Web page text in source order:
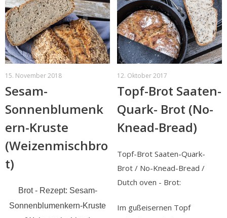
15. November 2018
Sesam-
Sonnenblumenk
ern-Kruste
(Weizenmischbro
t)
Brot - Rezept: Sesam-
Sonnenblumenkern-Kruste
12. Oktober 2017
Topf-Brot Saaten-
Quark- Brot (No-
Knead-Bread)
Topf-Brot Saaten-Quark-
Brot / No-Knead-Bread /
Dutch oven - Brot:
Im gußeisernen Topf